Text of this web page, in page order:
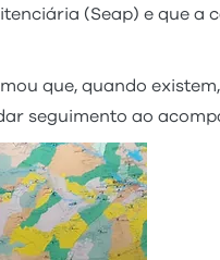
(Seap) e que a
que, quando
seguimento ao